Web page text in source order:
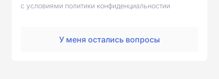
с условиями политики конфиденциальностии
У меня остались вопросы